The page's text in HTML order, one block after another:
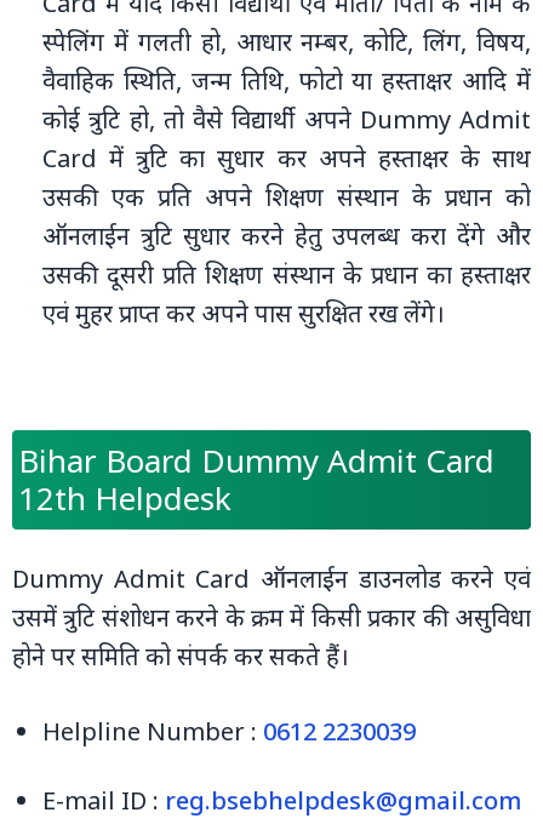
स्पेलिंग में गलती हो, आधार नम्बर, कोटि, लिंग, विषय,
वैवाहिक स्थिति, जन्म तिथि, फोटो या हस्ताक्षर आदि में
कोई त्रुटि हो, तो वैसे विद्यार्थी अपने Dummy Admit
Card में त्रुटि का सुधार कर अपने हस्ताक्षर के साथ
उसकी एक प्रति अपने शिक्षण संस्थान के प्रधान को
ऑनलाईन त्रुटि सुधार करने हेतु उपलब्ध करा देंगे और
उसकी दूसरी प्रति शिक्षण संस्थान के प्रधान का हस्ताक्षर
एवं मुहर प्राप्त कर अपने पास सुरक्षित रख लेंगे।
Bihar Board Dummy Admit Card
12th Helpdesk
Dummy Admit Card ऑनलाईन डाउनलोड करने एवं
उसमें त्रुटि संशोधन करने के क्रम में किसी प्रकार की असुविधा
होने पर समिति को संपर्क कर सकते हैं।
Helpline Number : 0612 2230039
E-mail ID : reg.bsebhelpdesk@gmail.com